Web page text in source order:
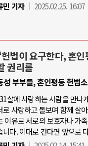
민 기자
2025.02.25. 16:07
법이 요구한다, 혼
권리를
성 부부들, 혼인평등 헌법
살에 사랑하는 사람을 만나
로 사랑하고 돌보며 함께 살
이유로 서로의 보호자나 가
니다. 이대로 간다면 앞으로